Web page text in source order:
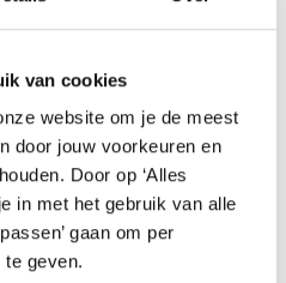
van cookies
website om je de meest
door jouw voorkeuren en
Door op ‘Alles
in met het gebruik van alle
gaan om per
geven.
Jeannette van Schaik,